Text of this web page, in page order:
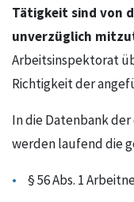
Tätigkeit sind von
unverzüglich
Arbeitsinspektorat
Richtigkeit der
In die Datenbank
werden laufend die
§ 56 Abs. 1